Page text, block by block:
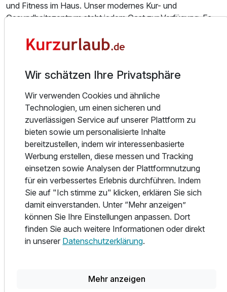
Für 2 Tage
Einzelzimmer
1 Erwachsenen
Ausstattung
Zusatznächte
Für 2 Tage p.P. ab139,00 €
und Fitness im Haus. Unser modernes Kur- und
Gesundheitszentrum steht jedem Gast zur Verfügung. Es
unserem Hotel auch Gesundheit und Wellness zu buchen.
Einrichtung zur Rehabilitation und Vorbeugung. Es werden
ambulante Rehabilitations-Kuren und Kneipp-Kuren, also
offene Badekuren und von Ihrem Hausarzt verordnete
Behandlungen durchgeführt. Das Kurzentrum hat die
Zulassung für alle Krankenkassen und ist als beihilfefähig
anerkannt. Beantragen Sie formlos eine ambulante
Badekur bei Ihrer Krankenkasse oder bringen Sie einfach
Ihr Rezept von Ihrem Hausarzt mit. Selbstverständlich
steht Ihnen unser gesamtes Dienstleistungsprogramm
auch auf Basis von Privatbehandlungen zur Verfügung.
Teil der Kette
AKZENT Hotels
Wir schätzen Ihre Privatsphäre
Wir verwenden Cookies und ähnliche
Technologien, um einen sicheren und
zuverlässigen Service auf unserer Plattform zu
bieten sowie um personalisierte Inhalte
bereitzustellen, indem wir interessenbasierte
Werbung erstellen, diese messen und Tracking
einsetzen sowie Analysen der Plattformnutzung
für ein verbessertes Erlebnis durchführen. Indem
Sie auf "Ich stimme zu" klicken, erklären Sie sich
damit einverstanden. Unter “Mehr anzeigen”
können Sie Ihre Einstellungen anpassen. Dort
finden Sie auch weitere Informationen oder direkt
in unserer Datenschutzerklärung.
Mehr anzeigen